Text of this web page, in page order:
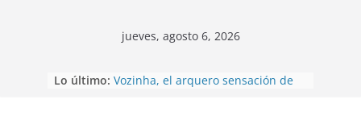
jueves, agosto 6, 2026
Lo último: Vozinha, el arquero sensación de